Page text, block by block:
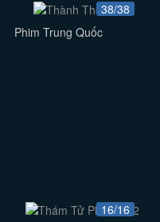
38/38
Phim Trung Quốc
16/16